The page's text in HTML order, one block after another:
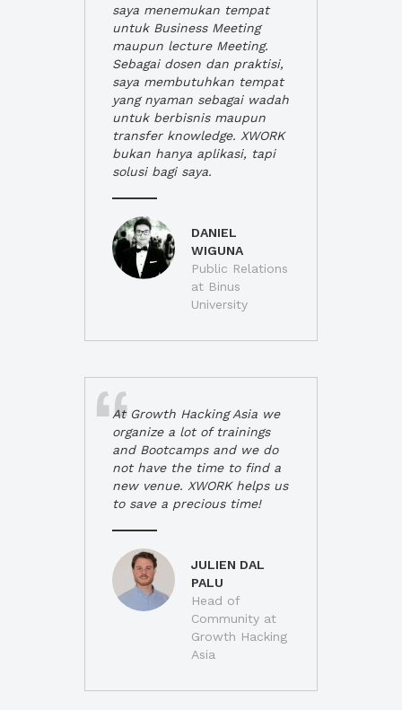
saya menemukan tempat
untuk Business Meeting
maupun lecture Meeting.
Sebagai dosen dan praktisi,
saya membutuhkan tempat
yang nyaman sebagai wadah
untuk berbisnis maupun
transfer knowledge. XWORK
bukan hanya aplikasi, tapi
solusi bagi saya.
DANIEL
WIGUNA
Public Relations
at Binus
University
At Growth Hacking Asia we
organize a lot of trainings
and Bootcamps and we do
not have the time to find a
new venue. XWORK helps us
to save a precious time!
JULIEN DAL
PALU
Head of
Community at
Growth Hacking
Asia